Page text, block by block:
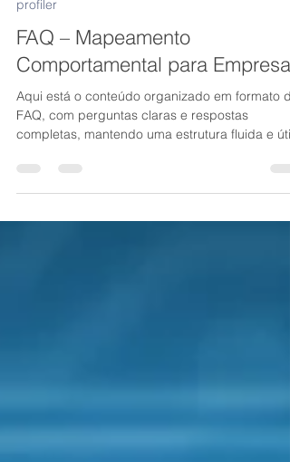
5 de jan.
3 min de leitura
profiler
FAQ – Mapeamento
Comportamental para Empresas
Aqui está o conteúdo organizado em formato de
completas, mantendo uma estrutura fluida e útil
para quem busca entender e aplicar